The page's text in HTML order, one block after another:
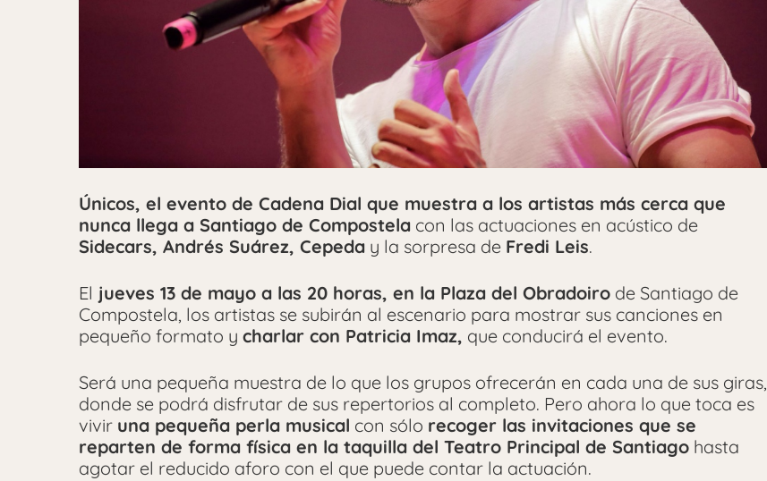
Únicos, el evento de Cadena Dial que muestra a los artistas más cerca que
nunca llega a Santiago de Compostela con las actuaciones en acústico de
Sidecars, Andrés Suárez, Cepeda y la sorpresa de Fredi Leis.
El jueves 13 de mayo a las 20 horas, en la Plaza del Obradoiro de Santiago de
Compostela, los artistas se subirán al escenario para mostrar sus canciones en
pequeño formato y charlar con Patricia Imaz, que conducirá el evento.
Será una pequeña muestra de lo que los grupos ofrecerán en cada una de sus giras,
donde se podrá disfrutar de sus repertorios al completo. Pero ahora lo que toca es
vivir una pequeña perla musical con sólo recoger las invitaciones que se
reparten de forma física en la taquilla del Teatro Principal de Santiago hasta
agotar el reducido aforo con el que puede contar la actuación.